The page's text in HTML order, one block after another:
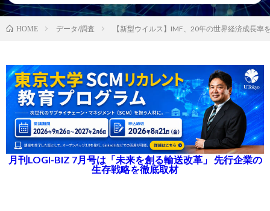
HOME データ/調査 【新型ウイルス】IMF、20年の世界経済成長率
月刊LOGI-BIZ 7月号は「未来を創る輸送改革」 先行企業の
生存戦略を徹底取材